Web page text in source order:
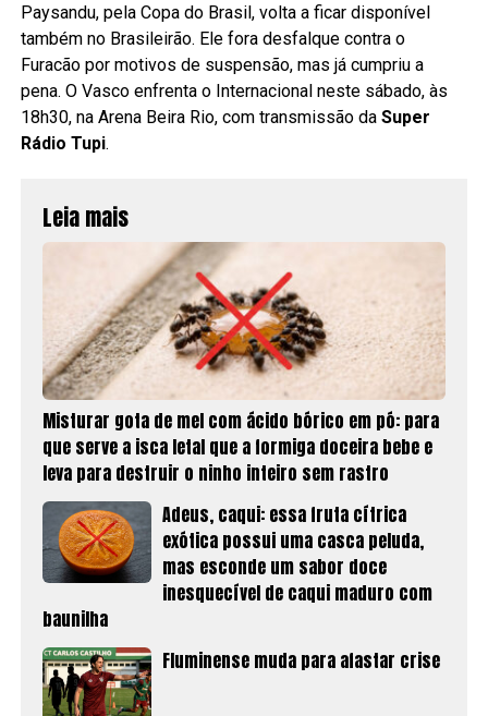
Paysandu, pela Copa do Brasil, volta a ficar disponível
também no Brasileirão. Ele fora desfalque contra o
Furacão por motivos de suspensão, mas já cumpriu a
pena. O Vasco enfrenta o Internacional neste sábado, às
18h30, na Arena Beira Rio, com transmissão da Super
Rádio Tupi.
Leia mais
Misturar gota de mel com ácido bórico em pó: para
que serve a isca letal que a formiga doceira bebe e
leva para destruir o ninho inteiro sem rastro
Adeus, caqui: essa fruta cítrica
exótica possui uma casca peluda,
mas esconde um sabor doce
inesquecível de caqui maduro com
baunilha
Fluminense muda para afastar crise